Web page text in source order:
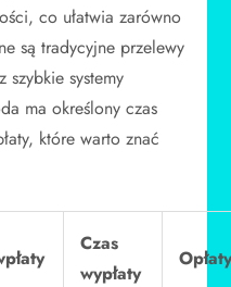
co ułatwia zarówno
są tradycyjne przelewy
szybkie systemy
ma określony czas
które warto znać
Czas
wypłaty